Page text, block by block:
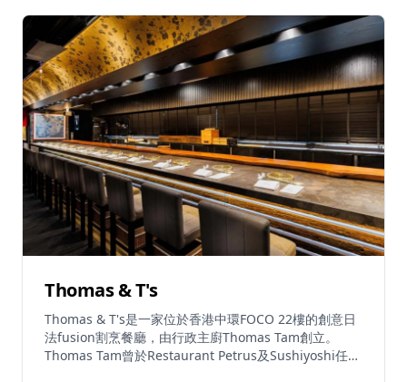
Thomas & T's
Thomas & T's是一家位於香港中環FOCO 22樓的創意日
法fusion割烹餐廳，由行政主廚Thomas Tam創立。
Thomas Tam曾於Restaurant Petrus及Sushiyoshi任